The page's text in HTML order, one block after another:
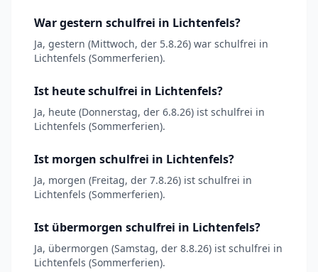
War gestern schulfrei in Lichtenfels?
Ja, gestern (Mittwoch, der 5.8.26) war schulfrei in
Lichtenfels (Sommerferien).
Ist heute schulfrei in Lichtenfels?
Ja, heute (Donnerstag, der 6.8.26) ist schulfrei in
Lichtenfels (Sommerferien).
Ist morgen schulfrei in Lichtenfels?
Ja, morgen (Freitag, der 7.8.26) ist schulfrei in
Lichtenfels (Sommerferien).
Ist übermorgen schulfrei in Lichtenfels?
Ja, übermorgen (Samstag, der 8.8.26) ist schulfrei in
Lichtenfels (Sommerferien).